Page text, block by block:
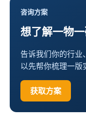
咨询方案
想了解一物一
告诉我们你的行业
以先帮你梳理一版
获取方案